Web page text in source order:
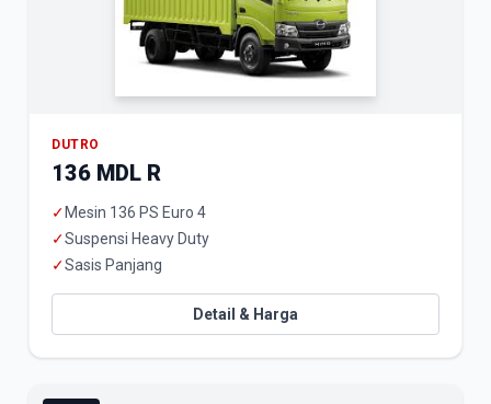
DUTRO
136 MDL R
✓ Mesin 136 PS Euro 4
✓Suspensi Heavy Duty
✓Sasis Panjang
Detail & Harga